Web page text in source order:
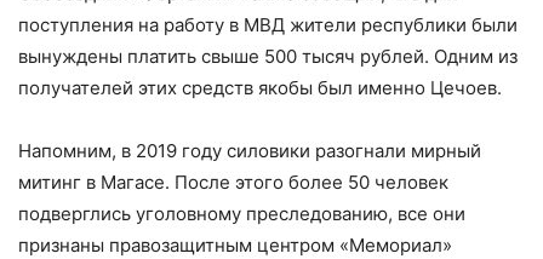
поступления на работу в МВД жители республики были
вынуждены платить свыше 500 тысяч рублей. Одним из
получателей этих средств якобы был именно Цечоев.
Напомним, в 2019 году силовики разогнали мирный
митинг в Магасе. После этого более 50 человек
подверглись уголовному преследованию, все они
признаны правозащитным центром «Мемориал»